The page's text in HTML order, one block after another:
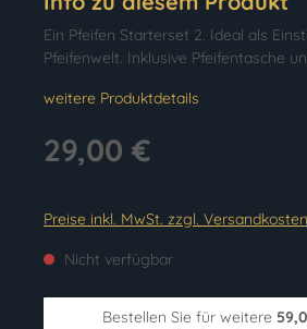
Ein Pfeifen Starterset 2. Ideal als
Pfeifenwelt. Inklusive Pfeifentasche
weitere Produktdetails
29,00 €
Preise inkl. MwSt. zzgl. Versandkosten
Nicht verfügbar
Bestellen Sie für weitere